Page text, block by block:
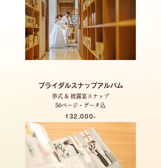
ブライダルスナップアルバム
挙式 & 披露宴スナップ
50ページ・データ込
132,000-